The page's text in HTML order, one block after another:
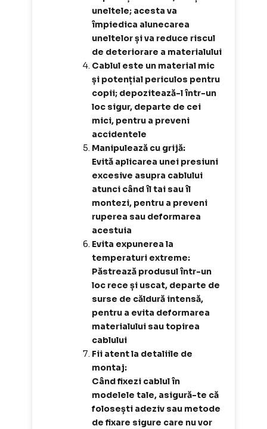
uneltele; acesta va
împiedica alunecarea
uneltelor și va reduce riscul
de deteriorare a materialului
Cablul este un material mic
și potențial periculos pentru
copii; depozitează-l într-un
loc sigur, departe de cei
mici, pentru a preveni
accidentele
Manipulează cu grijă:
Evită aplicarea unei presiuni
excesive asupra cablului
atunci când îl tai sau îl
montezi, pentru a preveni
ruperea sau deformarea
acestuia
Evita expunerea la
temperaturi extreme:
Păstrează produsul într-un
loc rece și uscat, departe de
surse de căldură intensă,
pentru a evita deformarea
materialului sau topirea
cablului
Fii atent la detaliile de
montaj:
Când fixezi cablul în
modelele tale, asigură-te că
folosești adeziv sau metode
de fixare sigure care nu vor